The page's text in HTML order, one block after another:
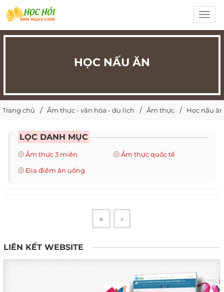
HỌC NẤU ĂN
Trang chủ Ẩm thực - văn hóa - du lịch Ẩm thực Học nấu ăn
LỌC DANH MỤC
Ẩm thực 3 miền
Ẩm thực quốc tế
Địa điểm ăn uống
« ‹
LIÊN KẾT WEBSITE